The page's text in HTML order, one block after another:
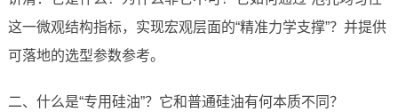
这一微观结构指标，实现宏观层面的“精准力学支撑”？并提供
可落地的选型参数参考。
二、什么是“专用硅油”？它和普通硅油有何本质不同？